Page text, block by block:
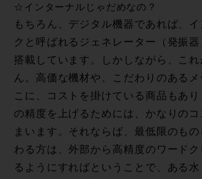
☆インターナルじゃだめなの？
もちろん、デジタル機器であれば、
クと呼ばれるジェネレーター（発振
搭載しています。しかしながら、こ
ん。高価な機材や、こだわりのあるメ
こに、コストを掛けている商品もあ
の精度を上げるためには、かなりの
まいます。それならば、最低限のも
わる方は、外部から高精度のワード
るようにすればということで、ある